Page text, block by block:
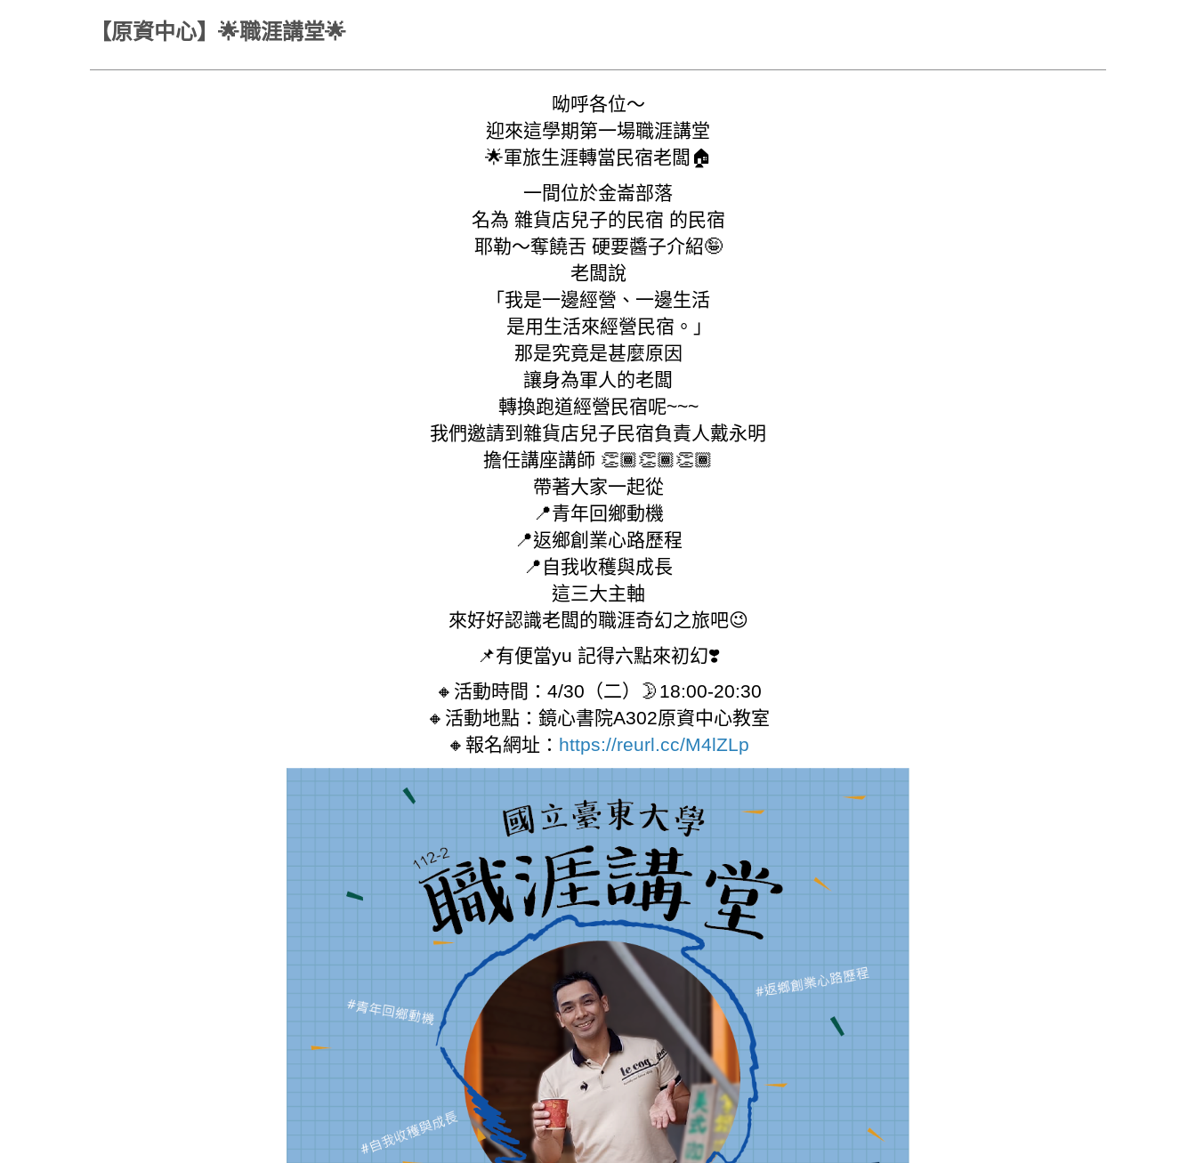
【原資中心】🌟職涯講堂🌟
呦呼各位～
迎來這學期第一場職涯講堂
🌟軍旅生涯轉當民宿老闆🏠
一間位於金崙部落
名為 雜貨店兒子的民宿 的民宿
耶勒～奪饒舌 硬要醬子介紹🤪
老闆說
「我是一邊經營、一邊生活
是用生活來經營民宿。」
那是究竟是甚麼原因
讓身為軍人的老闆
轉換跑道經營民宿呢~~~
我們邀請到雜貨店兒子民宿負責人戴永明
擔任講座講師 👏🏾👏🏾👏🏾
帶著大家一起從
📍青年回鄉動機
📍返鄉創業心路歷程
📍自我收穫與成長
這三大主軸
來好好認識老闆的職涯奇幻之旅吧😉
📌有便當yu 記得六點來初幻❣️
🔸活動時間：4/30（二）🌛18:00-20:30
🔸活動地點：鏡心書院A302原資中心教室
🔸報名網址： https://reurl.cc/M4lZLp